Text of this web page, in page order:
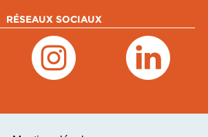
RÉSEAUX SOCIAUX